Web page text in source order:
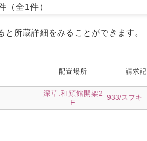
（全1件）
と所蔵詳細をみることができます。
配置場所 請求
深草.和顔館開架2
F
933/スフキ